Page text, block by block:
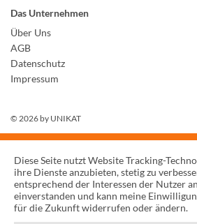
Das Unternehmen
Über Uns
AGB
Datenschutz
Impressum
© 2026 by UNIKAT
Diese Seite nutzt Website Tracking-
ihre Dienste anzubieten, stetig zu
entsprechend der Interessen der Nutzer
einverstanden und kann meine
für die Zukunft widerrufen oder ändern.